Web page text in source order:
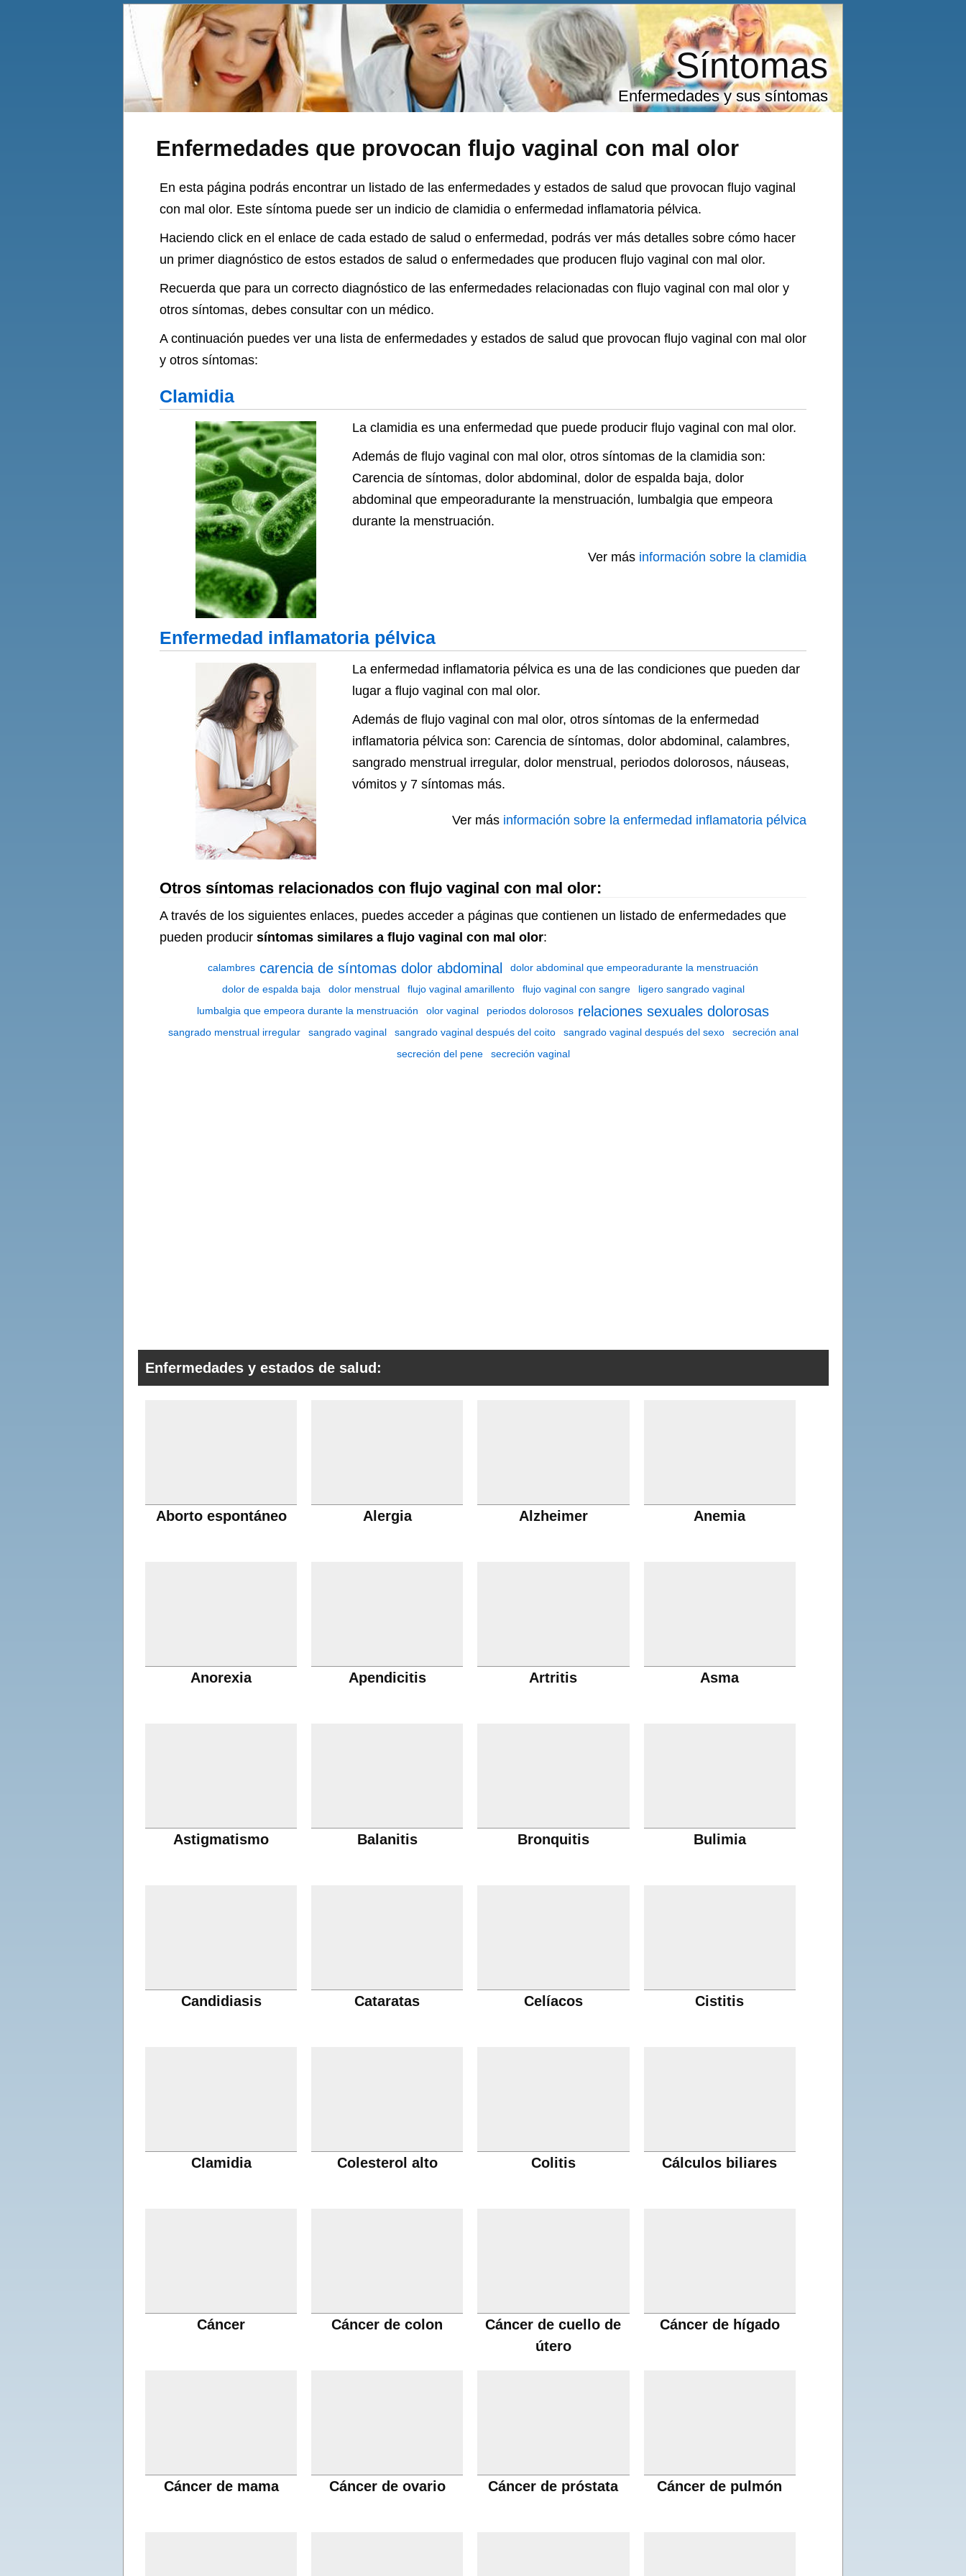
Enfermedades que provocan flujo vaginal con mal olor
Síntomas
Enfermedades y sus síntomas
En esta página podrás encontrar un listado de las enfermedades y estados de salud que provocan flujo vaginal
con mal olor. Este síntoma puede ser un indicio de clamidia o enfermedad inflamatoria pélvica.
Haciendo click en el enlace de cada estado de salud o enfermedad, podrás ver más detalles sobre cómo hacer
un primer diagnóstico de estos estados de salud o enfermedades que producen flujo vaginal con mal olor.
Recuerda que para un correcto diagnóstico de las enfermedades relacionadas con flujo vaginal con mal olor y
otros síntomas, debes consultar con un médico.
A continuación puedes ver una lista de enfermedades y estados de salud que provocan flujo vaginal con mal olor
y otros síntomas:
Clamidia
La clamidia es una enfermedad que puede producir flujo vaginal con mal olor.
Además de flujo vaginal con mal olor, otros síntomas de la clamidia son:
Carencia de síntomas, dolor abdominal, dolor de espalda baja, dolor
abdominal que empeoradurante la menstruación, lumbalgia que empeora
durante la menstruación.
Ver más información sobre la clamidia
Enfermedad inflamatoria pélvica
La enfermedad inflamatoria pélvica es una de las condiciones que pueden dar
lugar a flujo vaginal con mal olor.
Además de flujo vaginal con mal olor, otros síntomas de la enfermedad
inflamatoria pélvica son: Carencia de síntomas, dolor abdominal, calambres,
sangrado menstrual irregular, dolor menstrual, periodos dolorosos, náuseas,
vómitos y 7 síntomas más.
Ver más información sobre la enfermedad inflamatoria pélvica
Otros síntomas relacionados con flujo vaginal con mal olor:
A través de los siguientes enlaces, puedes acceder a páginas que contienen un listado de enfermedades que
pueden producir síntomas similares a flujo vaginal con mal olor:
calambres carencia de síntomas dolor abdominal
dolor abdominal que empeoradurante la menstruación
dolor de espalda baja
dolor menstrual flujo vaginal amarillento flujo vaginal con sangre
ligero sangrado vaginal
lumbalgia que empeora durante la menstruación
olor vaginal periodos dolorosos relaciones sexuales dolorosas
sangrado menstrual irregular sangrado vaginal sangrado vaginal después del coito sangrado vaginal después del sexo
secreción anal
secreción del pene
secreción vaginal
Enfermedades y estados de salud:
Aborto espontáneo Alergia Alzheimer Anemia
Anorexia Apendicitis Artritis Asma
Astigmatismo Balanitis Bronquitis Bulimia
Candidiasis Cataratas Celíacos Cistitis
Clamidia Colesterol alto Colitis Cálculos biliares
Cáncer Cáncer de colon
Cáncer de cuello de
útero
Cáncer de hígado
Cáncer de mama Cáncer de ovario Cáncer de próstata Cáncer de pulmón